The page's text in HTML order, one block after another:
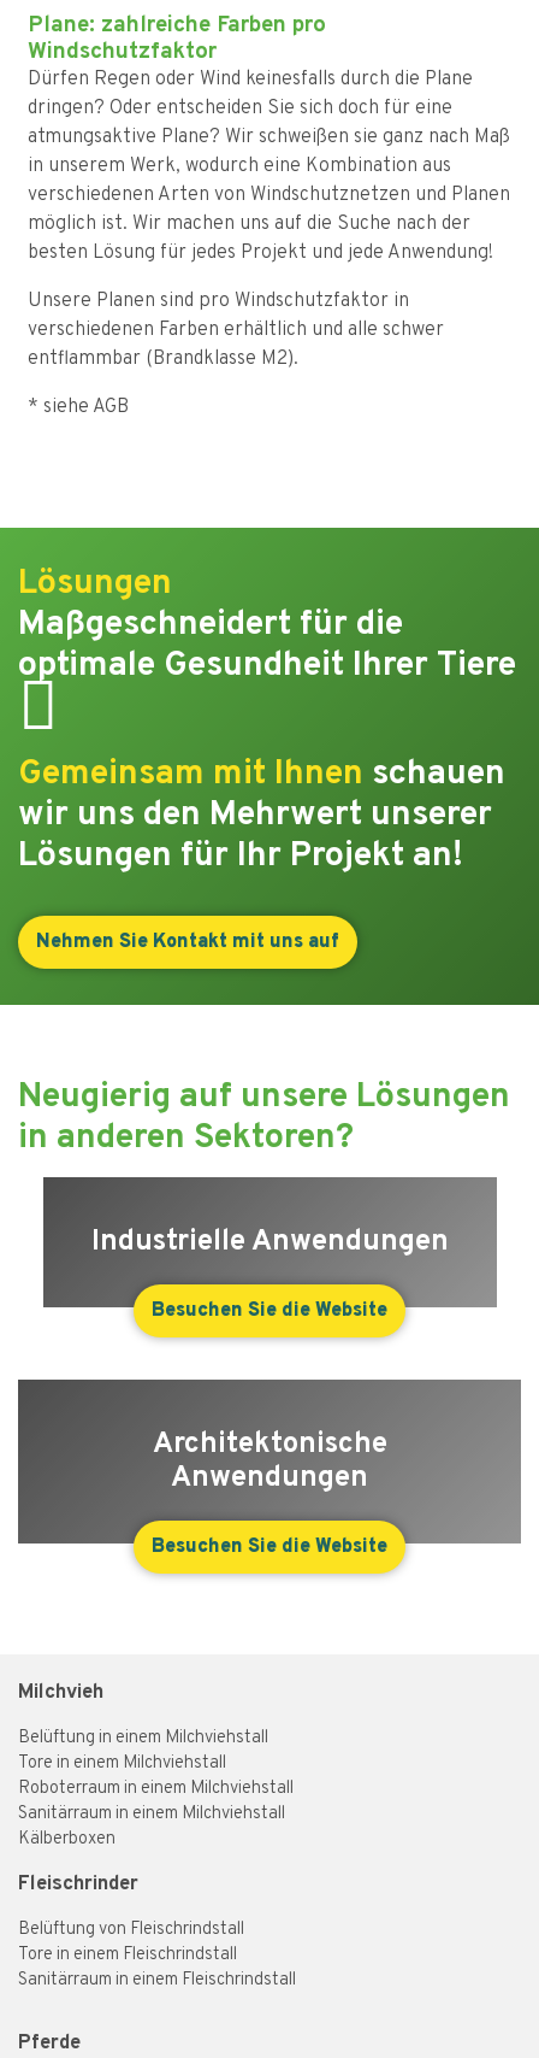
Plane: zahlreiche Farben pro
Windschutzfaktor
Dürfen Regen oder Wind keinesfalls durch die Plane
dringen? Oder entscheiden Sie sich doch für eine
atmungsaktive Plane? Wir schweißen sie ganz nach Maß
in unserem Werk, wodurch eine Kombination aus
verschiedenen Arten von Windschutznetzen und Planen
möglich ist. Wir machen uns auf die Suche nach der
besten Lösung für jedes Projekt und jede Anwendung!
Unsere Planen sind pro Windschutzfaktor in
verschiedenen Farben erhältlich und alle schwer
entflammbar (Brandklasse M2).
* siehe AGB
Lösungen
Maßgeschneidert für die
optimale Gesundheit Ihrer Tiere
Gemeinsam mit Ihnen schauen
wir uns den Mehrwert unserer
Lösungen für Ihr Projekt an!
Nehmen Sie Kontakt mit uns auf
Neugierig auf unsere Lösungen
in anderen Sektoren?
Industrielle Anwendungen
Besuchen Sie die Website
Architektonische
Anwendungen
Besuchen Sie die Website
Milchvieh
Belüftung in einem Milchviehstall
Tore in einem Milchviehstall
Roboterraum in einem Milchviehstall
Sanitärraum in einem Milchviehstall
Kälberboxen
Fleischrinder
Belüftung von Fleischrindstall
Tore in einem Fleischrindstall
Sanitärraum in einem Fleischrindstall
Pferde